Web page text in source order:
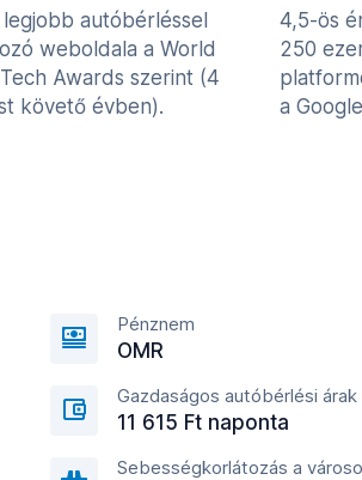
autóbérléssel
weboldala a World
Awards szerint (4
követő évben).
4,5-ös
250
a
Pénznem
OMR
Gazdaságos autóbérlési árak
11 615 Ft naponta
Sebességkorlátozás a